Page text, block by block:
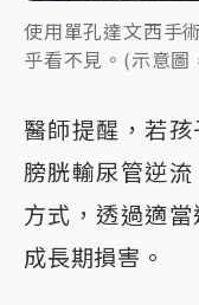
使用單孔達文西手
乎看不見。(示意圖
醫師提醒，若
膀胱輸尿管逆
方式，透過適
成長期損害。